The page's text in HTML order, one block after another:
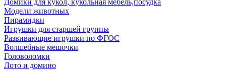
Домики для кукол, кукольная мебель,посудка
Модели животных
Пирамидки
Игрушки для старшей группы
Развивающие игрушки по ФГОС
Волшебные мешочки
Головоломки
Лото и домино